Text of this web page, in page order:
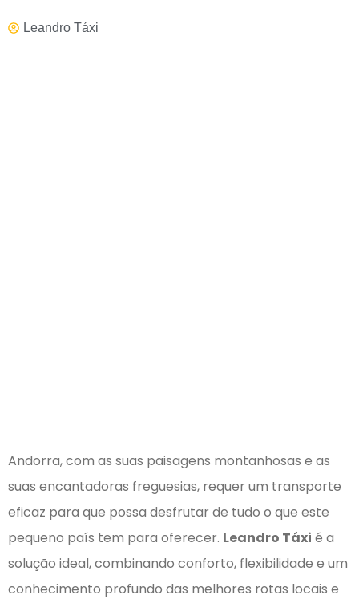
Leandro Táxi
Andorra, com as suas paisagens montanhosas e as
suas encantadoras freguesias, requer um transporte
eficaz para que possa desfrutar de tudo o que este
pequeno país tem para oferecer. Leandro Táxi é a
solução ideal, combinando conforto, flexibilidade e um
conhecimento profundo das melhores rotas locais e